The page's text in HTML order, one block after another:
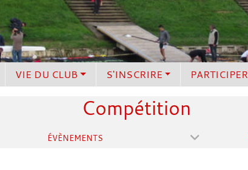
VIE DU CLUB S'INSCRIRE PARTICIPER
Compétition
ÉVÈNEMENTS